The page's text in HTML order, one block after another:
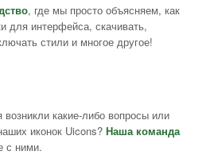
, где мы просто объясняем, как
для интерфейса, скачивать,
стили и многое другое!
какие-либо вопросы или
иконок Uicons? Наша команда
с ними.